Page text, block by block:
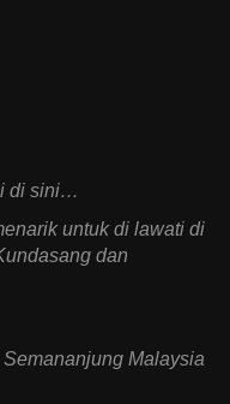
di sini…
untuk di lawati di
dan
Malaysia